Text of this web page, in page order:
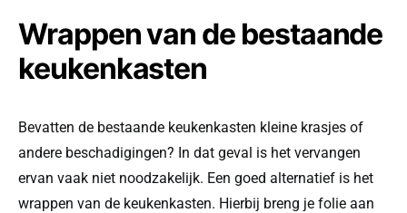
Wrappen van de bestaande
keukenkasten
Bevatten de bestaande keukenkasten kleine krasjes of
andere beschadigingen? In dat geval is het vervangen
ervan vaak niet noodzakelijk. Een goed alternatief is het
wrappen van de keukenkasten. Hierbij breng je folie aan